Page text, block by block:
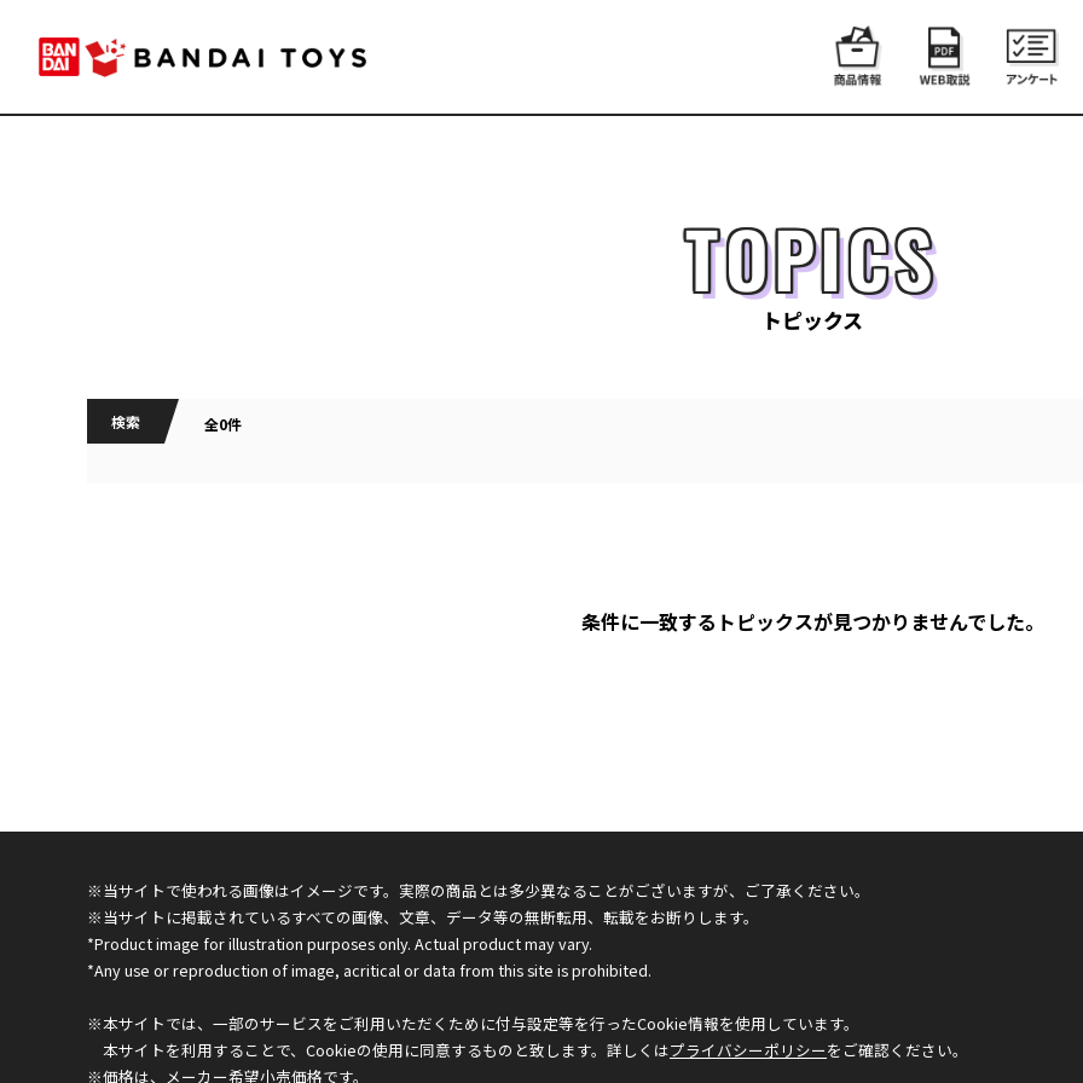
TOPICS
トピックス
検索 全0件
条件に一致するトピックスが見つかりませんでした。
※当サイトで使われる画像はイメージです。実際の商品とは多少異なることがございますが、ご了承ください。
※当サイトに掲載されているすべての画像、文章、データ等の無断転用、転載をお断りします。
*Product image for illustration purposes only. Actual product may vary.
*Any use or reproduction of image, acritical or data from this site is prohibited.
※本サイトでは、一部のサービスをご利用いただくために付与設定等を行ったCookie情報を使用しています。
本サイトを利用することで、Cookieの使用に同意するものと致します。詳しくはプライバシーポリシーをご確認ください。
※価格は、メーカー希望小売価格です。